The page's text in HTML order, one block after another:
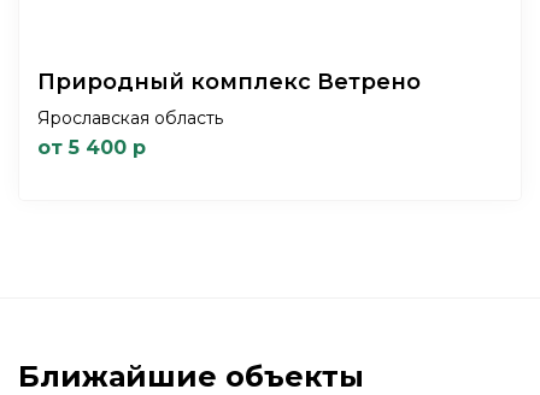
Природный комплекс Ветрено
Ярославская область
от 5 400 р
Ближайшие объекты